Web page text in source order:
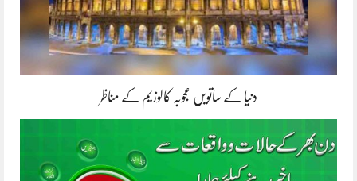
دنیا کے ساتویں عجوبہ کالوزیم کے مناظر